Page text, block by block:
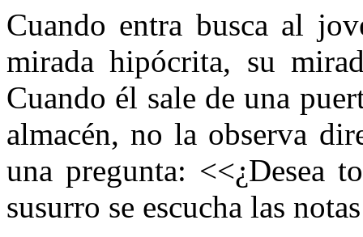
Cuando entra busca al
mirada hipócrita, su
Cuando él sale de una
almacén, no la observa
una pregunta: <<¿Desea
susurro se escucha las